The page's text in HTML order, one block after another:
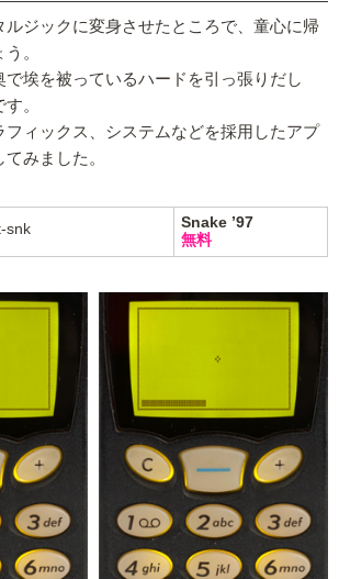
ルジックに変身させたところで、童心に帰
。
で埃を被っているハードを引っ張りだし
。
フィックス、システムなどを採用したアプ
みました。
Snake ’97
無料